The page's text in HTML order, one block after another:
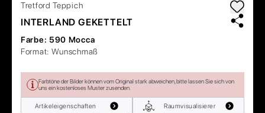
Tretford Teppich
INTERLAND GEKETTELT
Farbe: 590 Mocca
Format: Wunschmaß
Farbtöne der Bilder können vom Original stark abweichen, bitte lassen Sie sich von
uns ein kostenloses Muster zusenden.
Artikeleigenschaften Raumvisualisierer